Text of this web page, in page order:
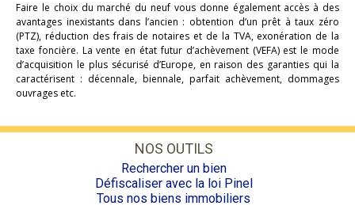
Faire le choix du marché du neuf vous donne également accès à des
avantages inexistants dans l’ancien : obtention d’un prêt à taux zéro
(PTZ), réduction des frais de notaires et de la TVA, exonération de la
taxe foncière. La vente en état futur d’achèvement (VEFA) est le mode
d’acquisition le plus sécurisé d’Europe, en raison des garanties qui la
caractérisent : décennale, biennale, parfait achèvement, dommages
ouvrages etc.
NOS OUTILS
Rechercher un bien
Défiscaliser avec la loi Pinel
Tous nos biens immobiliers